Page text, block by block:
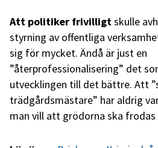
Att politiker frivilligt skulle
styrning av offentliga
sig för mycket. Ändå är just en
”återprofessionalisering” det
utvecklingen till det bättre. Att
trädgårdsmästare” har aldrig
man vill att grödorna ska frodas